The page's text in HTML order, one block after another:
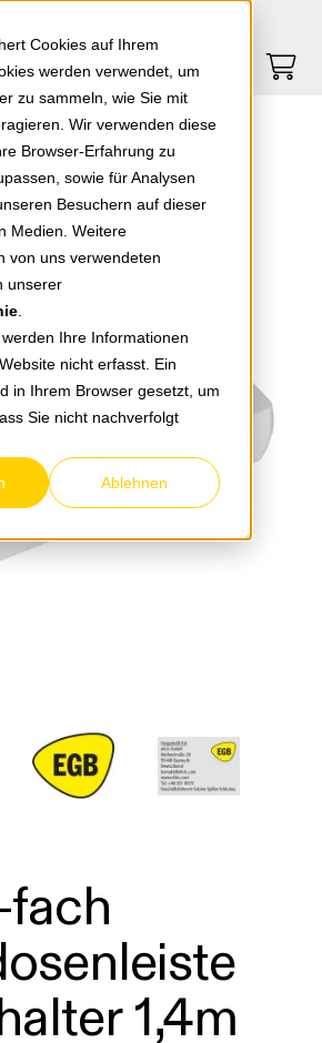
Cookies auf Ihrem
werden verwendet, um
zu sammeln, wie Sie mit
Wir verwenden diese
Browser-Erfahrung zu
sowie für Analysen
Besuchern auf dieser
Medien. Weitere
von uns verwendeten
unserer
Ihre Informationen
nicht erfasst. Ein
in Ihrem Browser gesetzt, um
Sie nicht nachverfolgt
Ablehnen
Springe zum Footer
0
fach
1,4m